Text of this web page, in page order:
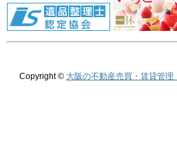
Copyright © 大阪の不動産売買・賃貸管